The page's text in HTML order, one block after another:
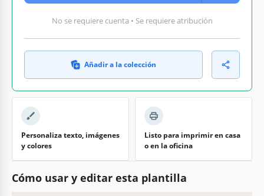
No se requiere cuenta • Se requiere atribución
Añadir a la colección
Personaliza texto, imágenes
y colores
Listo para imprimir en casa
o en la oficina
Cómo usar y editar esta plantilla